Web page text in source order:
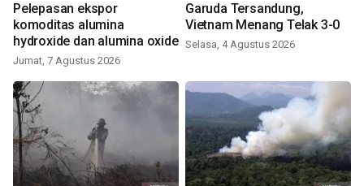
Pelepasan ekspor
komoditas alumina
hydroxide dan alumina oxide
Jumat, 7 Agustus 2026
Garuda Tersandung,
Vietnam Menang Telak 3-0
Selasa, 4 Agustus 2026